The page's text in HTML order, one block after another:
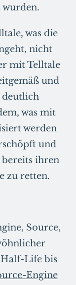
wurden.
was die
nicht
mit Telltale
und
deutlich
was mit
werden
und
ihren
zu retten.
Source,
Half-Life bis
Engine